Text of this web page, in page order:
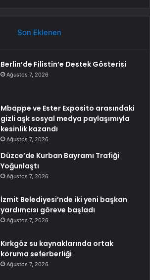
Son Eklenen
Berlin’de Filistin’e Destek Gösterisi
Ağustos 7, 2026
Mbappe ve Ester Exposito arasındaki
gizli aşk sosyal medya paylaşımıyla
kesinlik kazandı
Ağustos 7, 2026
Düzce’de Kurban Bayramı Trafiği
Yoğunlaştı
Ağustos 7, 2026
İzmit Belediyesi’nde iki yeni başkan
yardımcısı göreve başladı
Ağustos 7, 2026
Kırkgöz su kaynaklarında ortak
koruma seferberliği
Ağustos 7, 2026